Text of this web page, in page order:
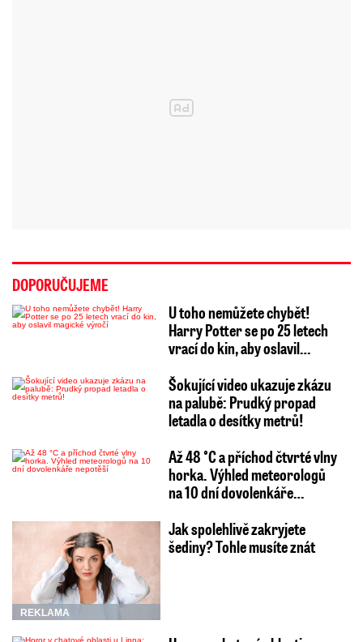
DOPORUČUJEME
U toho nemůžete chybět!
Harry Potter se po 25 letech
vrací do kin, aby oslavil…
Šokující video ukazuje zkázu
na palubě: Prudký propad
letadla o desítky metrů!
Až 48 °C a příchod čtvrté vlny
horka. Výhled meteorologů
na 10 dní dovolenkáře…
REKLAMA
Jak spolehlivě zakryjete
šediny? Tohle musíte znát